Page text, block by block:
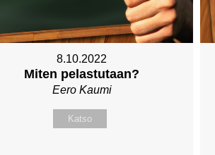
8.10.2022
Miten pelastutaan?
Eero Kaumi
Katso